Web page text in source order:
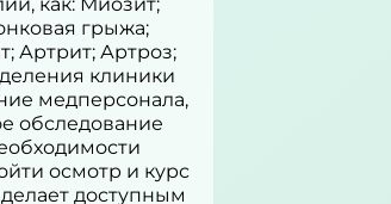
грыжа;
Артрит; Артроз;
клиники
медперсонала,
обследование
осмотр и курс
доступным